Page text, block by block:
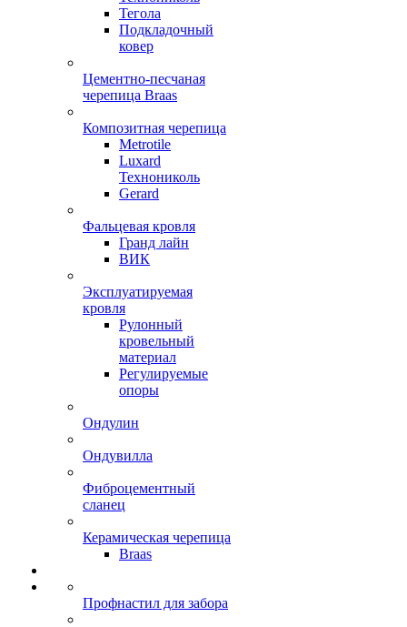
Тегола
Подкладочный
ковер
Цементно-песчаная
черепица Braas
Композитная черепица
Metrotile
Luxard
Технониколь
Gerard
Фальцевая кровля
Гранд лайн
ВИК
Эксплуатируемая
кровля
Рулонный
кровельный
материал
Регулируемые
опоры
Ондулин
Ондувилла
Фиброцементный
сланец
Керамическая черепица
Braas
Профнастил для забора